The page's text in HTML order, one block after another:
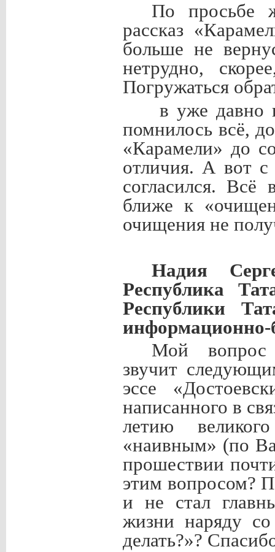
По просьбе
рассказ
больше не
нетрудно,
Погружаться
в уже давно
помнилось всё,
«Карамели» до
отличия. А вот
согласился.
ближе к
очищения не
Надия
Республика
Республики
информационно-
Мой вопрос
звучит
эссе
написанного в
летию
«наивным» (по
прошествии
этим вопросом?
и не стал
жизни наряду
делать?»?